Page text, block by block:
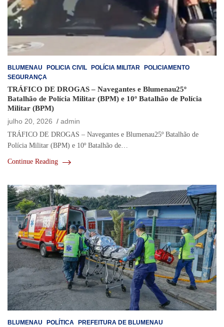
BLUMENAU POLICIA CIVIL POLÍCIA MILITAR
POLICIAMENTO
SEGURANÇA
TRÁFICO DE DROGAS – Navegantes e Blumenau25º
Batalhão de Polícia Militar (BPM) e 10º Batalhão de Polícia
Militar (BPM)
julho 20, 2026
admin
TRÁFICO DE DROGAS – Navegantes e Blumenau25º Batalhão de
Polícia Militar (BPM) e 10º Batalhão de…
Continue Reading
BLUMENAU POLÍTICA PREFEITURA DE BLUMENAU